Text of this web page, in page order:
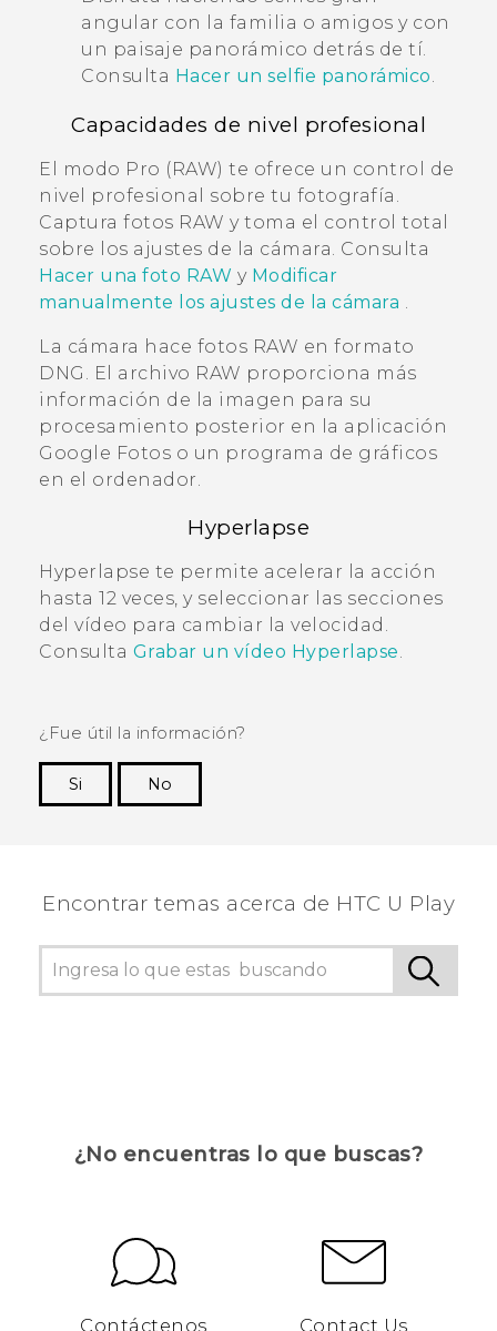
angular con la familia o amigos y con
un paisaje panorámico detrás de tí.
Consulta Hacer un selfie panorámico.
Capacidades de nivel profesional
El modo Pro (RAW) te ofrece un control de
nivel profesional sobre tu fotografía.
Captura fotos RAW y toma el control total
sobre los ajustes de la cámara. Consulta
Hacer una foto RAW y Modificar
manualmente los ajustes de la cámara
La cámara hace fotos RAW en formato
DNG.
El archivo RAW proporciona más
información de la imagen para su
procesamiento posterior en la aplicación
Google Fotos o un programa de gráficos
en el ordenador.
Hyperlapse
Hyperlapse te permite acelerar la acción
hasta 12 veces, y seleccionar las secciones
del vídeo para cambiar la velocidad.
Consulta Grabar un vídeo Hyperlapse.
¿Fue útil la información?
Si
No
Encontrar temas acerca de HTC U Play
¿No encuentras lo que buscas?
Contáctenos Contact Us